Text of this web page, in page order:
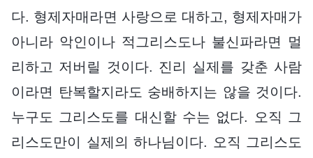
다. 형제자매라면 사랑으로 대하고, 형제자매가
아니라 악인이나 적그리스도나 불신파라면 멀
리하고 저버릴 것이다. 진리 실제를 갖춘 사람
이라면 탄복할지라도 숭배하지는 않을 것이다.
누구도 그리스도를 대신할 수는 없다. 오직 그
리스도만이 실제의 하나님이다. 오직 그리스도